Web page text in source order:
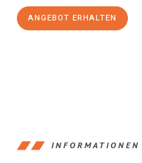
ANGEBOT ERHALTEN
INFORMATIONEN